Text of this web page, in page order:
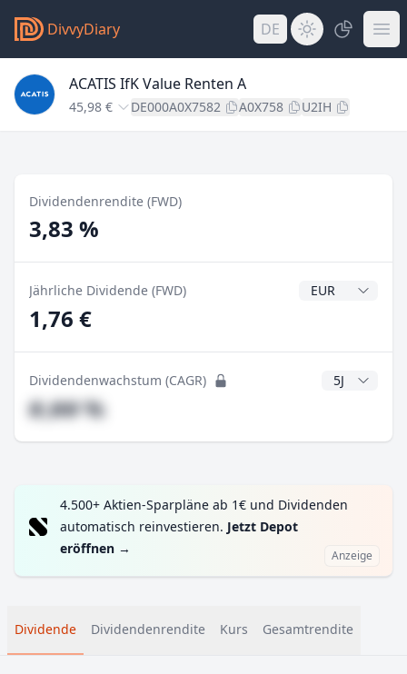
DivvyDiary DE
ACATIS IfK Value Renten A
45,98 € DE000A0X7582 A0X758 U2IH
Dividendenrendite (FWD)
3,83 %
Jährliche Dividende (FWD)
1,76 €
Dividendenwachstum (CAGR) CAGR Jahre
#,## %
4.500+ Aktien-Sparpläne ab 1€ und Dividenden
automatisch reinvestieren. Jetzt Depot
eröffnen → Anzeige
Dividende Dividendenrendite Kurs Gesamtrendite